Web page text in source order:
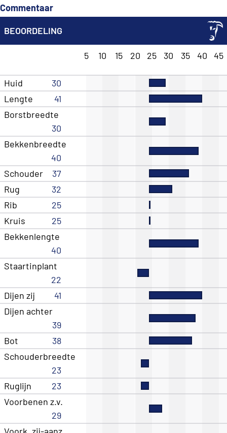
Commentaar
BEOORDELING
5 10 15 20 25 30 35 40 45
Huid
30
Lengte
41
Borstbreedte
30
Bekkenbreedte
40
Schouder
37
Rug
32
Rib
25
Kruis
25
Bekkenlengte
40
Staartinplant
22
Dijen zij
41
Dijen achter
39
Bot
38
Schouderbreedte
23
Ruglijn
23
Voorbenen z.v.
29
Voork. zij-aanz.